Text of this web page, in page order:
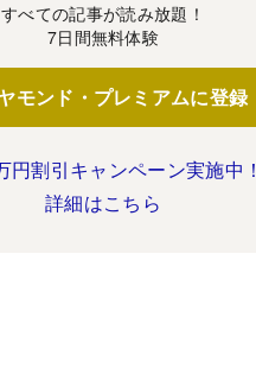
すべての記事が読み放題！
7日間無料体験
モンド・プレミアムに登録
円割引キャンペーン実施中！
詳細はこちら